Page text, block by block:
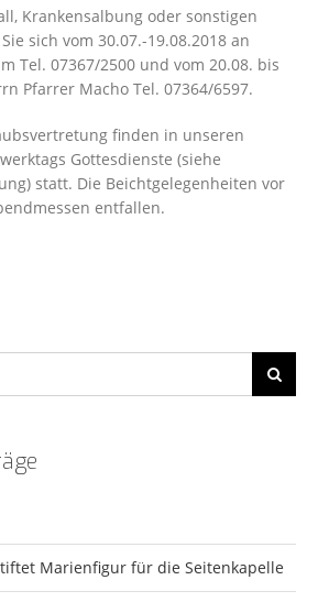
Krankensalbung oder sonstigen
sich vom 30.07.-19.08.2018 an
Tel. 07367/2500 und vom 20.08. bis
Pfarrer Macho Tel. 07364/6597.
finden in unseren
Gottesdienste (siehe
statt. Die Beichtgelegenheiten vor
entfallen.
Marienfigur für die Seitenkapelle